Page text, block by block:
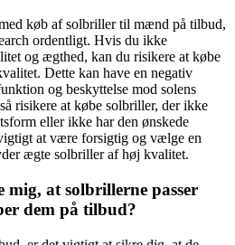
køb af solbriller til mænd på tilbud,
ordentligt. Hvis du ikke
og ægthed, kan du risikere at købe
Dette kan have en negativ
og beskyttelse mod solens
risikere at købe solbriller, der ikke
eller ikke har den ønskede
at være forsigtig og vælge en
ægte solbriller af høj kvalitet.
at solbrillerne passer
dem på tilbud?